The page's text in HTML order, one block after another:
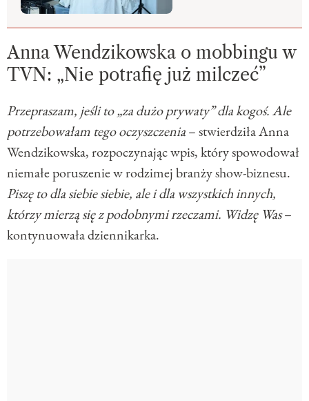
Anna Wendzikowska o mobbingu w
TVN: „Nie potrafię już milczeć”
Przepraszam, jeśli to „za dużo prywaty” dla kogoś. Ale
potrzebowałam tego oczyszczenia– stwierdziła Anna
Wendzikowska, rozpoczynając wpis, który spowodował
niemałe poruszenie w rodzimej branży show-biznesu.
Piszę to dla siebie siebie, ale i dla wszystkich innych,
którzy mierzą się z podobnymi rzeczami. Widzę Was–
kontynuowała dziennikarka.